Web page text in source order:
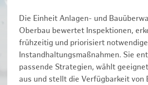
Die Einheit Anlagen- und
Oberbau bewertet Inspektionen,
frühzeitig und priorisiert notwendige
Instandhaltungsmaßnahmen. Sie
passende Strategien, wählt
aus und stellt die Verfügbarkeit von